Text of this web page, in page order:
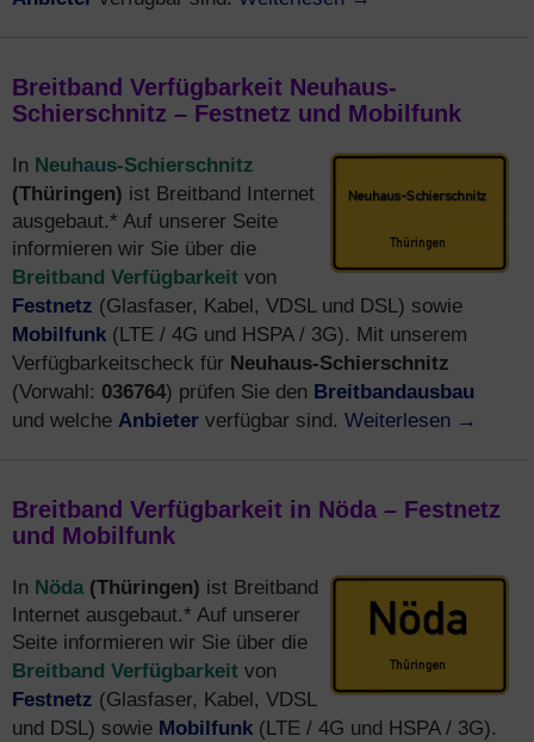
Breitband Verfügbarkeit Neuhaus-
Schierschnitz – Festnetz und Mobilfunk
In Neuhaus-Schierschnitz
(Thüringen) ist Breitband Internet
ausgebaut.* Auf unserer Seite
informieren wir Sie über die
Breitband Verfügbarkeit von
Festnetz (Glasfaser, Kabel, VDSL und DSL) sowie
Mobilfunk (LTE / 4G und HSPA / 3G). Mit unserem
Verfügbarkeitscheck für Neuhaus-Schierschnitz
(Vorwahl: 036764) prüfen Sie den Breitbandausbau
und welche Anbieter verfügbar sind. Weiterlesen →
Breitband Verfügbarkeit in Nöda – Festnetz
und Mobilfunk
In Nöda (Thüringen) ist Breitband
Internet ausgebaut.* Auf unserer
Seite informieren wir Sie über die
Breitband Verfügbarkeit von
Festnetz (Glasfaser, Kabel, VDSL
und DSL) sowie Mobilfunk (LTE / 4G und HSPA / 3G).